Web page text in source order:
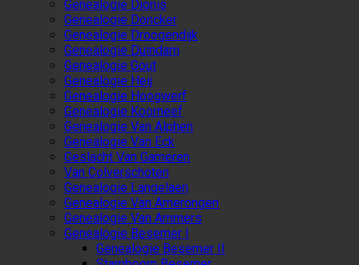
Genealogie Dionis
Genealogie Doncker
Genealogie Droogendijk
Genealogie Duindam
Genealogie Gout
Genealogie Heij
Genealogie Hoogwerf
Genealogie Koorneef
Genealogie Van Alphen
Genealogie Van Eck
Geslacht Van Gameren
Van Colverschoten
Genealogie Langelaen
Genealogie Van Amerongen
Genealogie Van Ammers
Genealogie Besemer I
Genealogie Besemer II